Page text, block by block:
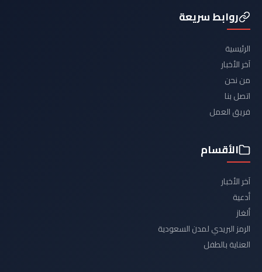
روابط سريعة
الرئيسية
آخر الأخبار
من نحن
اتصل بنا
فريق العمل
الأقسام
آخر الأخبار
أدعية
ألغاز
الرمز البريدي لمدن السعودية
العناية بالطفل